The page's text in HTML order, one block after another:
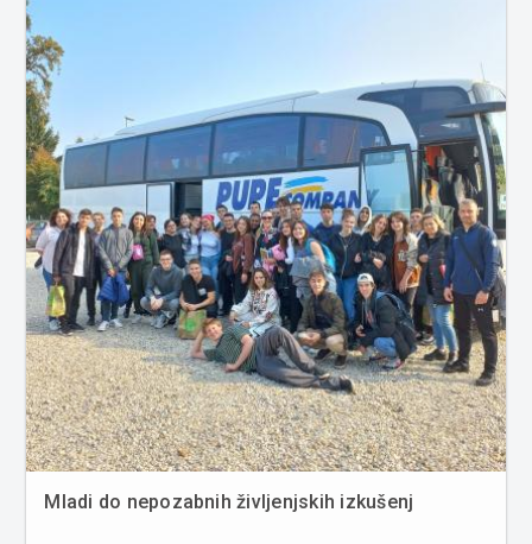
Mladi do nepozabnih življenjskih izkušenj